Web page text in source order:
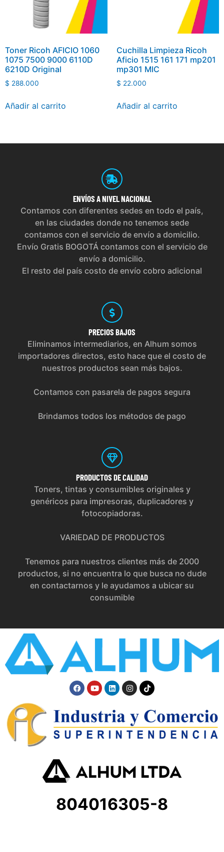
Toner Ricoh AFICIO 1060
1075 7500 9000 6110D
6210D Original
$ 288.000
Añadir al carrito
Cuchilla Limpieza Ricoh
Aficio 1515 161 171 mp201
mp301 MIC
$ 22.000
Añadir al carrito
ENVÍOS A NIVEL NACIONAL
Contamos con diferentes sedes en todo el país,
en las ciudades donde no tenemos sede
contamos con el servicio de envío a domicilio.
Envío Gratis BOGOTÁ contamos con el servicio de
envío a domicilio.
El resto del país costo de envío cobro adicional
PRECIOS BAJOS
Eliminamos intermediarios, en Alhum somos
importadores directos, esto hace que el costo de
nuestros productos sean más bajos.
Contamos con pasarela de pagos segura
Brindamos todos los métodos de pago
PRODUCTOS DE CALIDAD
Toners, tintas y consumibles originales y
genéricos para impresoras, duplicadores y
fotocopiadoras.
VARIEDAD DE PRODUCTOS
Tenemos para nuestros clientes más de 2000
productos, si no encuentra lo que busca no dude
en contactarnos y le ayudamos a ubicar su
consumible
804016305-8